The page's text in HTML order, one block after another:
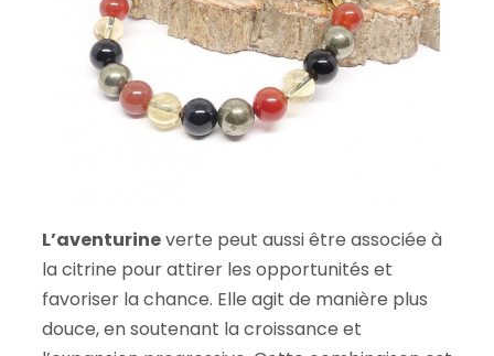
L’aventurineverte peut aussi être associée à
la citrine pour attirer les opportunités et
favoriser la chance. Elle agit de manière plus
douce, en soutenant la croissance et